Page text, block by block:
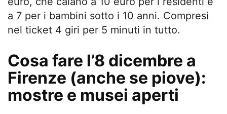
a 7 per i bambini sotto i 10 anni. Compresi
nel ticket 4 giri per 5 minuti in tutto.
Cosa fare l’8 dicembre a
Firenze (anche se piove):
mostre e musei aperti